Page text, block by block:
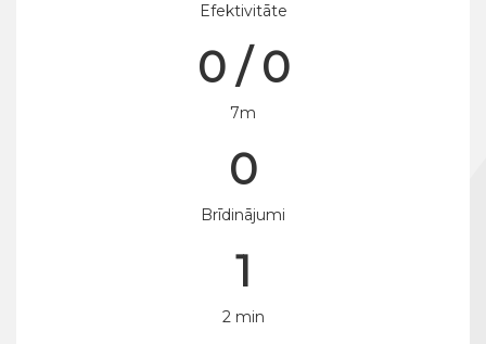
Efektivitāte
0 / 0
7m
0
Brīdinājumi
1
2 min